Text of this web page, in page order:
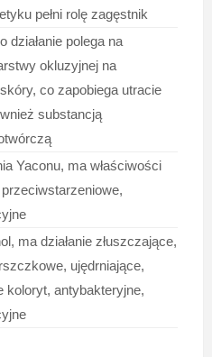
pełni rolę zagęstnik
działanie polega na
okluzyjnej na
co zapobiega utracie
substancją
Yaconu, ma właściwości
ma działanie złuszczające,
ujędrniające,
koloryt, antybakteryjne,